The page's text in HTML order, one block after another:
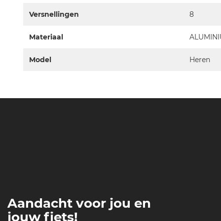
Versnellingen 8
Materiaal
Model Heren
Aandacht voor jou en
jouw fiets!